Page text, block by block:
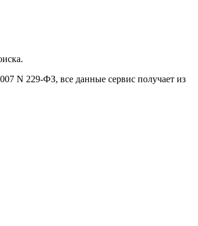
N 229-ФЗ, все данные сервис получает из